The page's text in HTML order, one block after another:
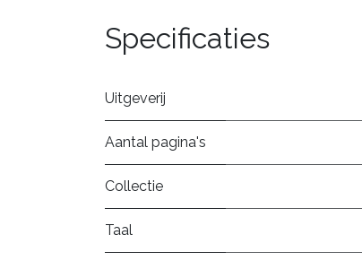
Specificaties
Uitgeverij
Aantal pagina's
Collectie
Taal